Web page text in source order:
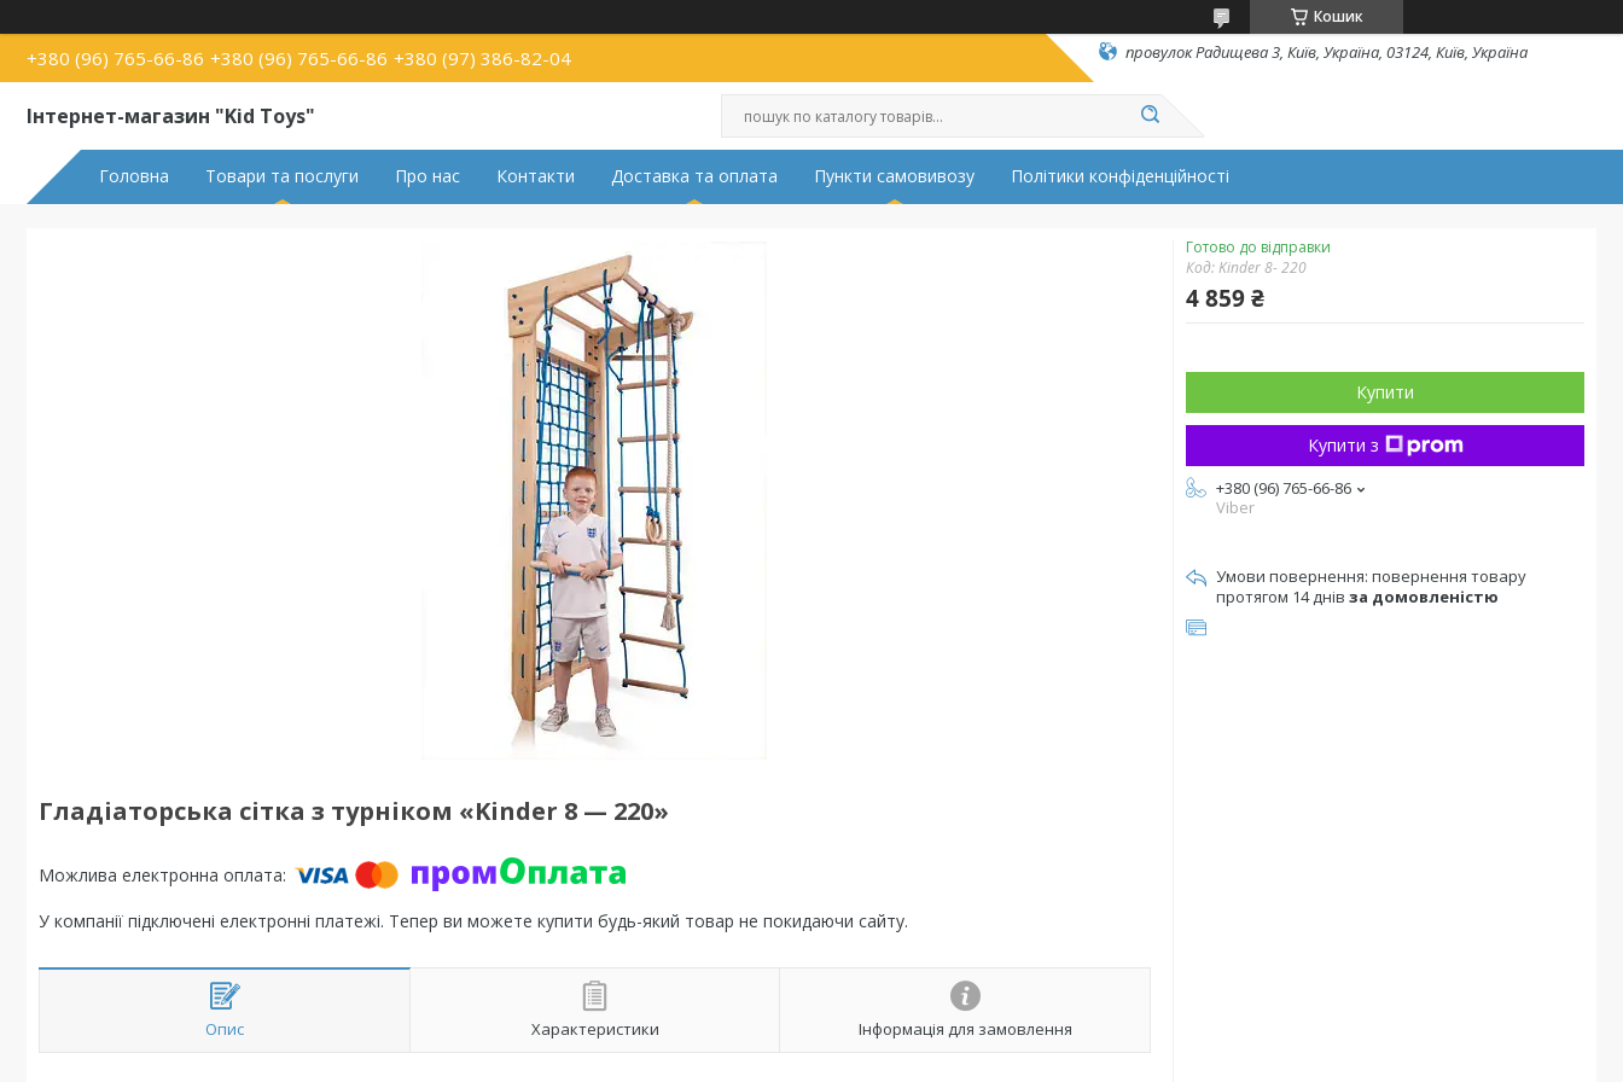
Кошик
+380 (96) 765-66-86 +380 (96) 765-66-86 +380 (97) 386-82-04 провулок Радищева 3, Київ, Україна, 03124, Київ, Україна
Інтернет-магазин "Kid Toys"
Головна Товари та послуги Про нас Контакти Доставка та оплата Пункти самовивозу Політики конфіденційності
Гладіаторська сітка з турніком «Kinder 8 — 220»
У компанії підключені електронні платежі. Тепер ви можете купити будь-який товар не покидаючи сайту.
Опис Характеристики Інформація для замовлення
Готово до відправки
Код:Kinder 8- 220
4 859 ₴
Купити
Купити з
+380 (96) 765-66-86
Viber
повернення товару
протягом 14 днів за домовленістю